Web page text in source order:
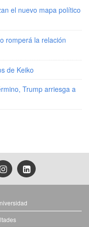
el nuevo mapa político
romperá la relación
de Keiko
Trump arriesga a